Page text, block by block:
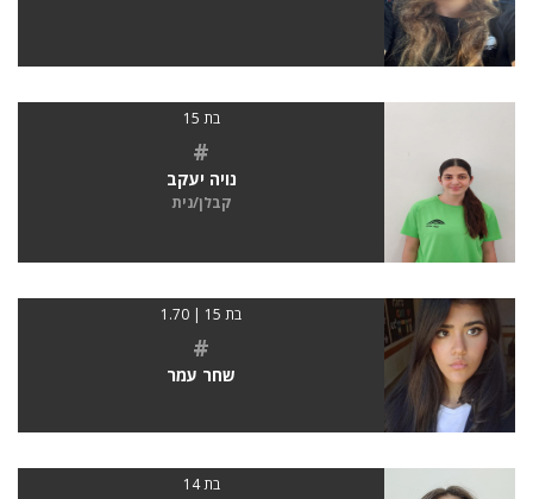
בת 15
#
נויה יעקב
קבלן/נית
בת 15 | 1.70
#
שחר עמר
בת 14